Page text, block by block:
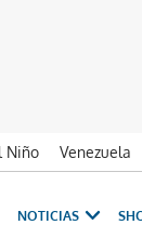
Niño Venezuela
NOTICIAS